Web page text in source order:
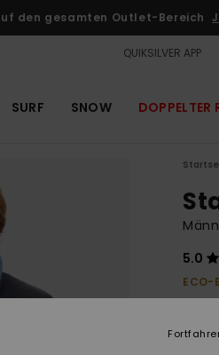
den gesamten Outlet-Bereich
QUIKSILVER APP
SURF SNOW DOPPELTER
5.0
ECO-